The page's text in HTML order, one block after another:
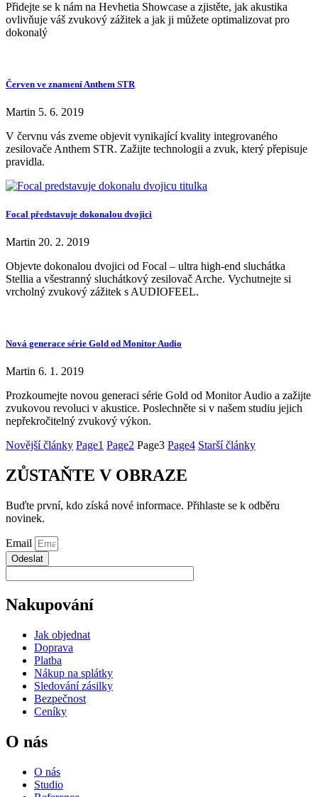
Přidejte se k nám na Hevhetia Showcase a zjistěte, jak akustika
ovlivňuje váš zvukový zážitek a jak ji můžete optimalizovat pro
dokonalý
Červen ve znamení Anthem STR
Martin 5. 6. 2019
V červnu vás zveme objevit vynikající kvality integrovaného
zesilovače Anthem STR. Zažijte technologii a zvuk, který přepisuje
pravidla.
Focal představuje dokonalou dvojici
Martin 20. 2. 2019
Objevte dokonalou dvojici od Focal – ultra high-end sluchátka
Stellia a všestranný sluchátkový zesilovač Arche. Vychutnejte si
vrcholný zvukový zážitek s AUDIOFEEL.
Nová generace série Gold od Monitor Audio
Martin 6. 1. 2019
Prozkoumejte novou generaci série Gold od Monitor Audio a zažijte
zvukovou revoluci v akustice. Poslechněte si v našem studiu jejich
nepřekročitelný zvukový výkon.
Novější články Page1 Page2 Page3 Page4 Starší články
ZŮSTAŇTE V OBRAZE
Buďte první, kdo získá nové informace. Přihlaste se k odběru
novinek.
Email
Odeslat
Nakupování
Jak objednat
Doprava
Platba
Nákup na splátky
Sledování zásilky
Bezpečnost
Ceníky
O nás
O nás
Studio